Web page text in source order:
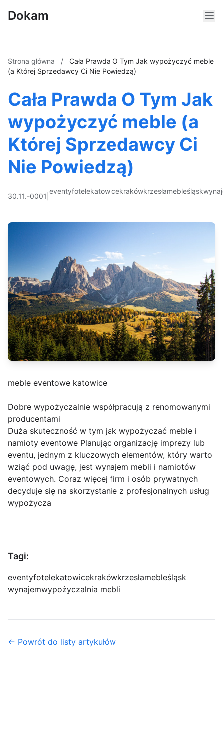
Dokam
Strona główna /
Cała Prawda O Tym Jak wypożyczyć meble
(a Której Sprzedawcy Ci Nie Powiedzą)
Cała Prawda O Tym Jak
wypożyczyć meble (a
Której Sprzedawcy Ci
Nie Powiedzą)
30.11.-0001
eventyfotelekatowicekrakówkrzesłamebleśląsk
meble eventowe katowice
Dobre wypożyczalnie współpracują z renomowanymi
producentami
Duża skuteczność w tym jak wypożyczać meble i
namioty eventowe Planując organizację imprezy lub
eventu, jednym z kluczowych elementów, który warto
wziąć pod uwagę, jest wynajem mebli i namiotów
eventowych. Coraz więcej firm i osób prywatnych
decyduje się na skorzystanie z profesjonalnych usług
wypożycza
Tagi:
eventyfotelekatowicekrakówkrzesłamebleśląsk
wynajemwypożyczalnia mebli
← Powrót do listy artykułów